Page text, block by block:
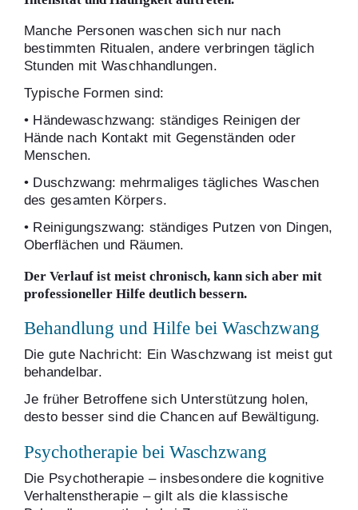
Manche Personen waschen sich nur nach
bestimmten Ritualen, andere verbringen täglich
Stunden mit Waschhandlungen.
Typische Formen sind:
• Händewaschzwang: ständiges Reinigen der
Hände nach Kontakt mit Gegenständen oder
Menschen.
• Duschzwang: mehrmaliges tägliches Waschen
des gesamten Körpers.
• Reinigungszwang: ständiges Putzen von Dingen,
Oberflächen und Räumen.
Der Verlauf ist meist chronisch, kann sich aber mit
professioneller Hilfe deutlich bessern.
Behandlung und Hilfe bei Waschzwang
Die gute Nachricht: Ein Waschzwang ist meist gut
behandelbar.
Je früher Betroffene sich Unterstützung holen,
desto besser sind die Chancen auf Bewältigung.
Psychotherapie bei Waschzwang
Die Psychotherapie – insbesondere die kognitive
Verhaltenstherapie – gilt als die klassische